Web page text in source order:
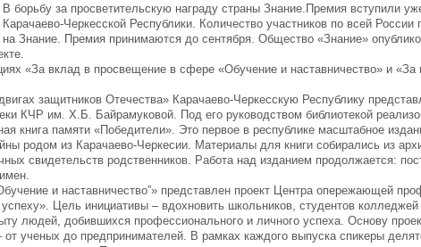
В борьбу за просветительскую награду страны Знание.Премия вступили
Карачаево-Черкесской Республики. Количество участников по всей
на Знание. Премия принимаются до сентября. Общество «Знание»
«За вклад в просвещение в сфере «Обучение и наставничество» и «За
защитников Отечества» Карачаево-Черкесскую Республику
КЧР им. Х.Б. Байрамуковой. Под его руководством библиотекой
книга памяти «Победители». Это первое в республике масштабное
родом из Карачаево-Черкесии. Материалы для книги собирались из
свидетельств родственников. Работа над изданием продолжается:
и наставничество”» представлен проект Центра опережающей
Цель инициативы – вдохновить школьников, студентов колледжей
людей, добившихся профессионального и личного успеха. Основу
ученых до предпринимателей. В рамках каждого выпуска спикеры